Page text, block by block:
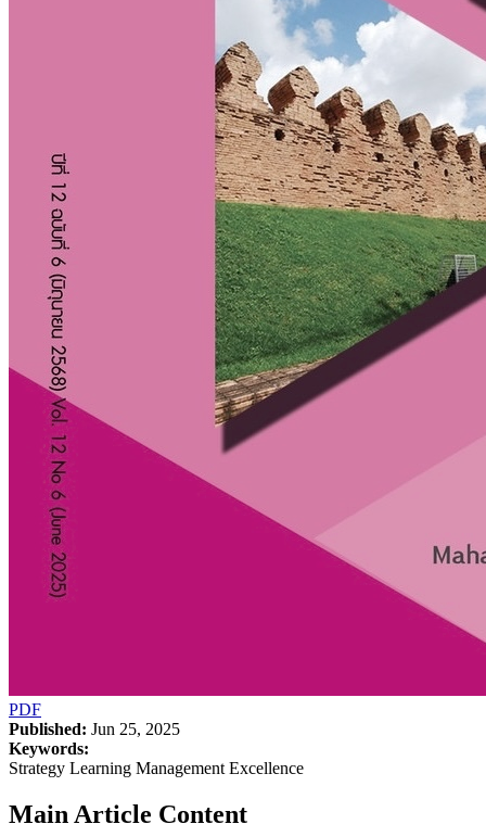
PDF
Published: Jun 25, 2025
Keywords:
Strategy Learning Management Excellence
Main Article Content